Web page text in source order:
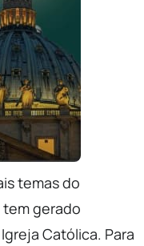
temas do
gerado
Católica. Para